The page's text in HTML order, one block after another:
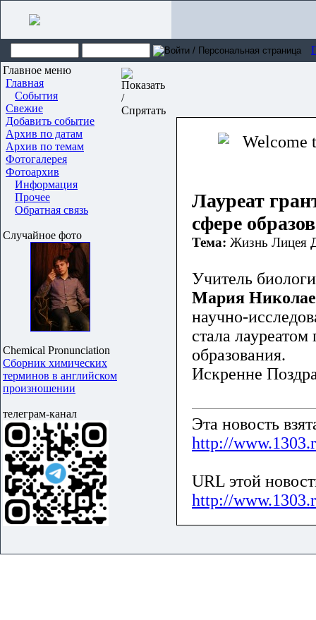
Главное меню
Главная
События
Свежие
Добавить событие
Архив по датам
Архив по темам
Фотогалерея
Фотоархив
Информация
Прочее
Обратная связь
Случайное фото
Chemical Pronunciation
Сборник химических
терминов в английском
произношении
телеграм-канал
Лауреат
сфере
Тема: Жизнь Лицея
Учитель
Мария
научно-
стала
образования.
Искренне
Эта новость
http://
URL этой
http://